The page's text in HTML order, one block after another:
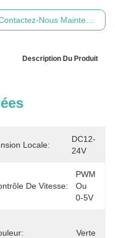
Nous Maintenant
Description Du Produit
Locale:
DC12-
24V
De Vitesse:
PWM
Ou
0-5V
Verte